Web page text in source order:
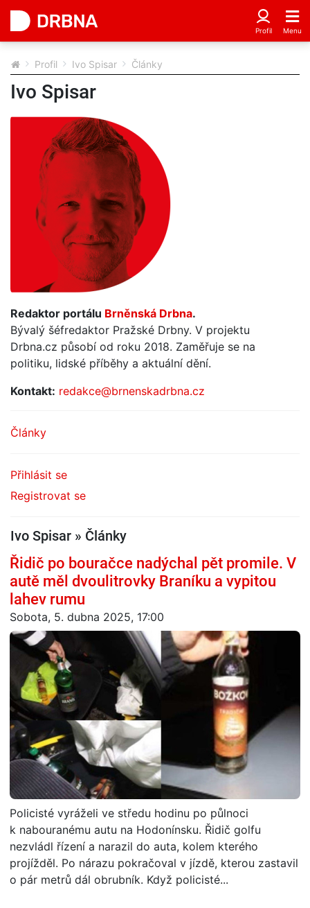
Profil Ivo Spisar Články
Ivo Spisar
Redaktor portálu Brněnská Drbna.
Bývalý šéfredaktor Pražské Drbny. V projektu
Drbna.cz působí od roku 2018. Zaměřuje se na
politiku, lidské příběhy a aktuální dění.
Kontakt: redakce@brnenskadrbna.cz
Články
Přihlásit se
Registrovat se
Ivo Spisar » Články
Řidič po bouračce nadýchal pět promile. V
autě měl dvoulitrovky Braníku a vypitou
lahev rumu
Sobota, 5. dubna 2025, 17:00
Policisté vyráželi ve středu hodinu po půlnoci
k nabouranému autu na Hodonínsku. Řidič golfu
nezvládl řízení a narazil do auta, kolem kterého
projížděl. Po nárazu pokračoval v jízdě, kterou zastavil
o pár metrů dál obrubník. Když policisté...